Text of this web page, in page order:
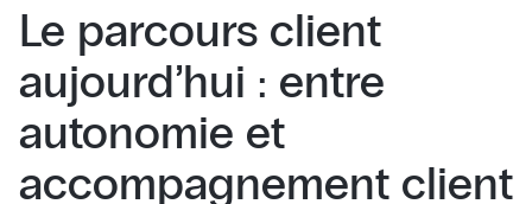
Le parcours client
aujourd’hui : entre
autonomie et
accompagnement client